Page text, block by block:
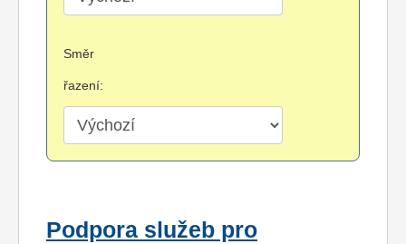
Směr
řazení:
Podpora služeb pro